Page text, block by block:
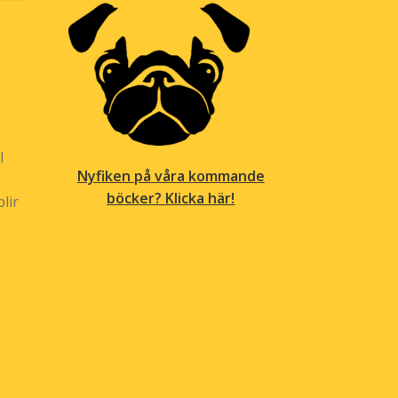
Nyfiken på våra kommande
böcker? Klicka här!